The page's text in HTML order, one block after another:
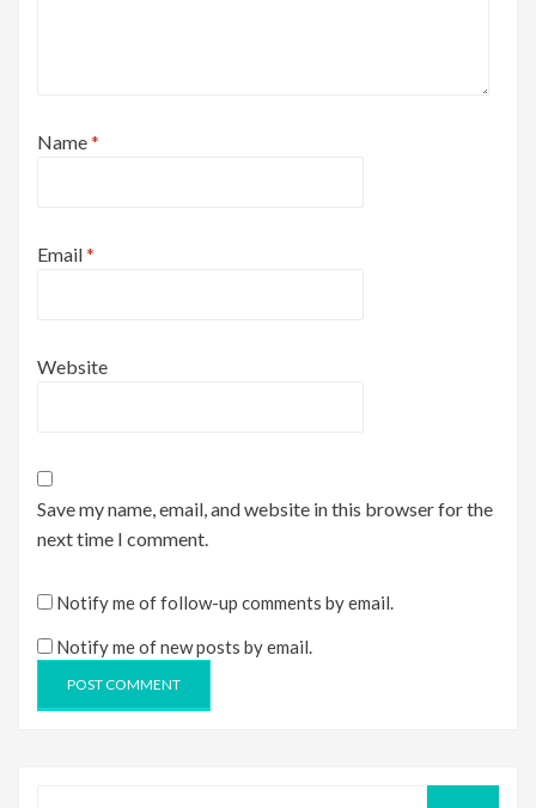
Name*
Email*
Website
Save my name, email, and website in this browser for the
next time I comment.
Notify me of follow-up comments by email.
Notify me of new posts by email.